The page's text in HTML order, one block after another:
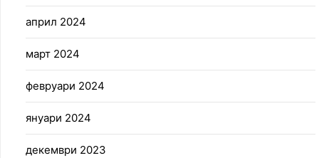
април 2024
март 2024
февруари 2024
януари 2024
декември 2023